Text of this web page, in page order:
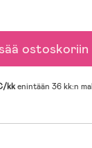
ostoskoriin
kkenintään 36 kk:n